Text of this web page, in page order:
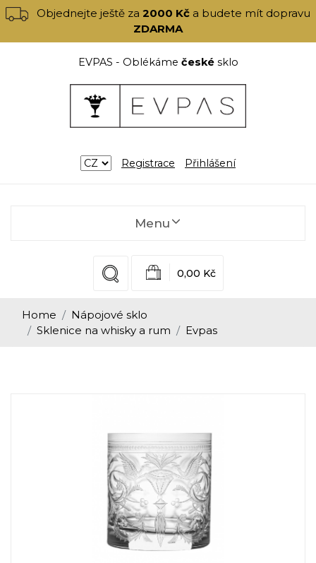
Objednejte ještě za2000 Kč a budete mít dopravu
ZDARMA
EVPAS - Oblékáme českésklo
Registrace Přihlášení
Menu
0,00 Kč
Home
Nápojové sklo
Sklenice na whisky a rum
Evpas